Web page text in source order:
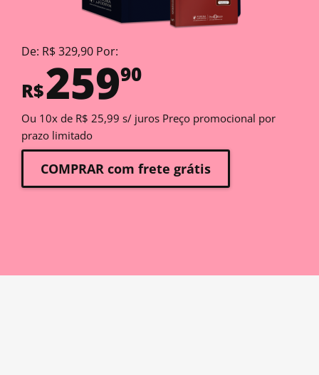
De: R$ 329,90 Por:
R$25990
Ou 10x de R$ 25,99 s/ juros Preço promocional por
prazo limitado
COMPRAR com frete grátis